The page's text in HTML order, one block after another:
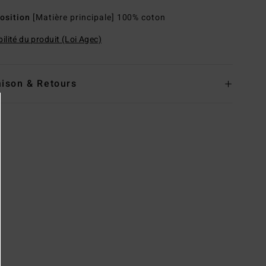
[Matière principale] 100% coton
du produit (Loi Agec)
& Retours